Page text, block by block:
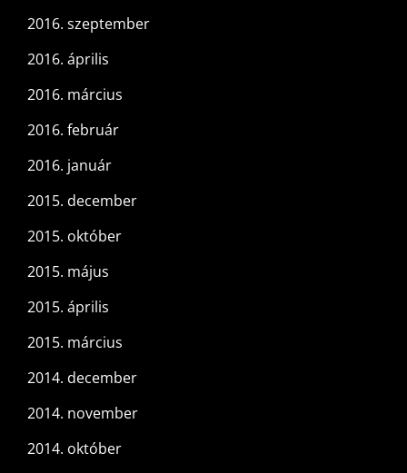
2016. szeptember
2016. április
2016. március
2016. február
2016. január
2015. december
2015. október
2015. május
2015. április
2015. március
2014. december
2014. november
2014. október